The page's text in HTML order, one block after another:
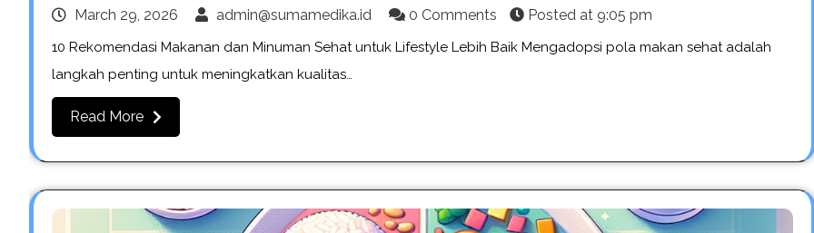
March 29, 2026 admin@sumamedika.id 0 Comments Posted at 9:05 pm
10 Rekomendasi Makanan dan Minuman Sehat untuk Lifestyle Lebih Baik Mengadopsi pola makan sehat adalah
langkah penting untuk meningkatkan kualitas…
Read More